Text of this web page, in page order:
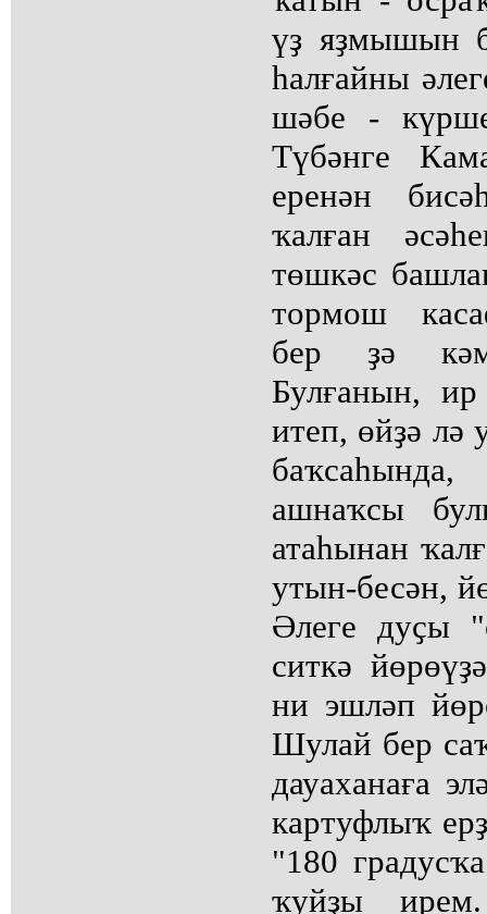
үҙ яҙмышын
һалғайны
шәбе -
Түбәнге
еренән
ҡалған
төшкәс
тормош
бер ҙә
Булғанын,
итеп, өйҙә лә
ашнаҡсы
атаһынан
утын-бесән,
Әлеге дуҫы
ситкә
ни эшләп
Шулай бер
дауаханаға
картуфлыҡ
"180
ҡуйҙы